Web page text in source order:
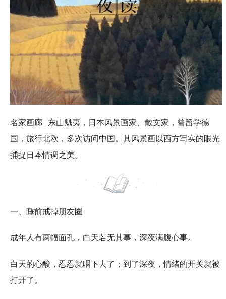
名家画廊 | 东山魁夷，日本风景画家、散文家，曾留学德
国，旅行北欧，多次访问中国。其风景画以西方写实的眼光
捕捉日本情调之美。
一、睡前戒掉朋友圈
成年人有两幅面孔，白天若无其事，深夜满腹心事。
白天的心酸，忍忍就咽下去了；到了深夜，情绪的开关就被
打开了。